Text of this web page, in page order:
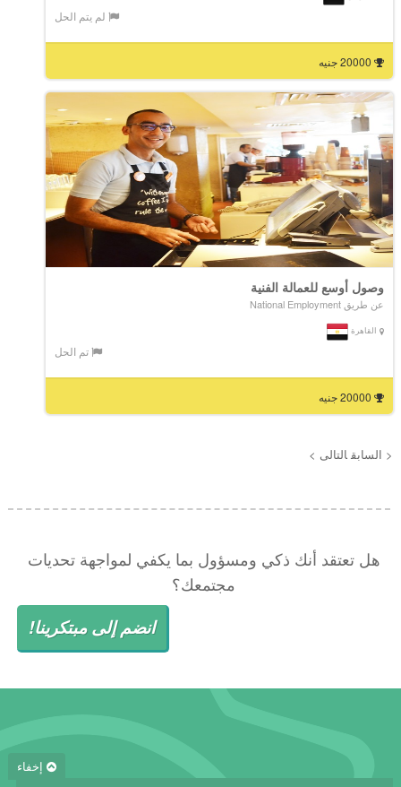
لم يتم الحل
20000 جنيه
وصول أوسع للعمالة الفنية
عن طريق National Employment
القاهرة
تم الحل
20000 جنيه
< السابق التالى >
هل تعتقد أنك ذكي ومسؤول بما يكفي لمواجهة تحديات
مجتمعك؟
انضم إلى مبتكرينا!
إخفاء